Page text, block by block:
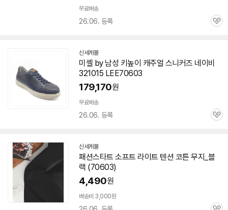
무료배송
26.06. 등록
관
신세계몰
미셸 by 남성 키높이 캐주얼 스니커즈 네이비
321015 LEE70603
179,170원
무료배송
26.06. 등록
관
신세계몰
패션스타트 소프트 라이트 텐션 코튼 무지_블
랙 (70603)
4,490원
배송비 3,000원